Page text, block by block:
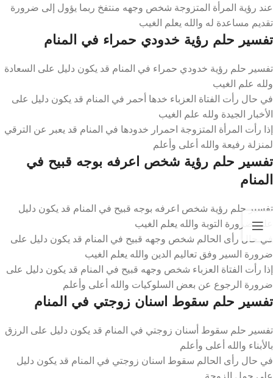
عند رؤية المرأة المتزوجة شخص وجهه منتفخ ربما يؤول إلى ضرورة
تقديم مساعدة له والله يعلم الغيب
تفسير حلم رؤية خدودي حمراء في المنام
تفسير حلم رؤية خدودي حمراء في المنام قد يكون دليل على السعادة
ولله علم الغيب
في حال رأت الفتاة العزباء خدها أحمر في المنام قد يكون دليل على
الأخبار الجيدة ولله علم الغيب
إذا رأت المرأة المتزوجة احمرار خدودها في المنام قد يعبر عن الترقي
لمنزلة رفيعة والله أعلى وأعلم
تفسير حلم رؤية شخص اعرفه بوجه قبيح في
المنام
تفسير حلم رؤية شخص اعرفه بوجه قبيح في المنام قد يكون دليل
على ضرورة التوبة والله يعلم الغيب
في حال رأى الحالم شخص وجهه قبيح في المنام قد يكون دليل على
ضرورة السير وفق تعاليم الدين والله يعلم الغيب
إذا رأت الفتاة العزباء شخص وجهه قبيح في المنام قد يكون دليل على
ضرورة الرجوع عن بعض السلوكيات والله أعلى وأعلم
تفسير حلم سقوط اسنان زوجتي في المنام
تفسير حلم سقوط أسنان زوجتي في المنام قد يكون دليل على الرزق
بالأبناء والله أعلى وأعلم
في حال رأى الحالم سقوط اسنان زوجتي في المنام قد يكون دليل
على حمل الزوجة